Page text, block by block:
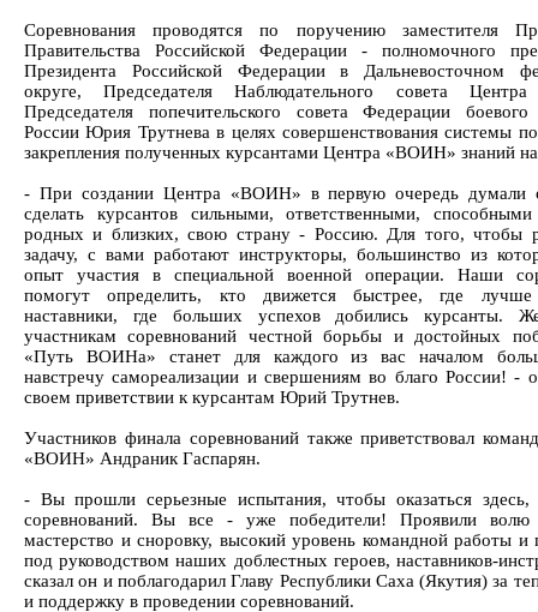
Соревнования проводятся по поручению заместителя
Правительства Российской Федерации - полномочного
Президента Российской Федерации в Дальневосточном
округе, Председателя Наблюдательного совета
Председателя попечительского совета Федерации боевого
России Юрия Трутнева в целях совершенствования системы
закрепления полученных курсантами Центра «ВОИН» знаний
- При создании Центра «ВОИН» в первую очередь думали
сделать курсантов сильными, ответственными,
родных и близких, свою страну - Россию. Для того, чтобы
задачу, с вами работают инструкторы, большинство из
опыт участия в специальной военной операции. Наши
помогут определить, кто движется быстрее, где лучше
наставники, где больших успехов добились курсанты.
участникам соревнований честной борьбы и достойных
«Путь ВОИНа» станет для каждого из вас началом
навстречу самореализации и свершениям во благо России! -
своем приветствии к курсантам Юрий Трутнев.
Участников финала соревнований также приветствовал
«ВОИН» Андраник Гаспарян.
- Вы прошли серьезные испытания, чтобы оказаться здесь,
соревнований. Вы все - уже победители! Проявили волю
мастерство и сноровку, высокий уровень командной работы и
под руководством наших доблестных героев, наставников-
сказал он и поблагодарил Главу Республики Саха (Якутия) за
и поддержку в проведении соревнований.